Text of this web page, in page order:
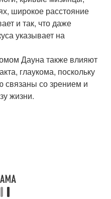
широкое расстояние
и так, что даже
указывает на
Дауна также влияют
глаукома, поскольку
связаны со зрением и
жизни.